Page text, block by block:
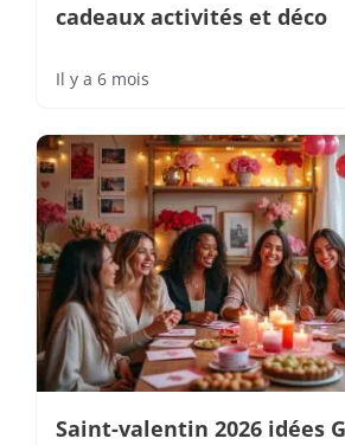
cadeaux activités et déco
Il y a 6 mois
Saint-valentin 2026 idées